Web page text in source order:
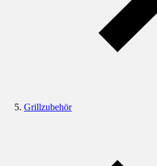
Grillzubehör